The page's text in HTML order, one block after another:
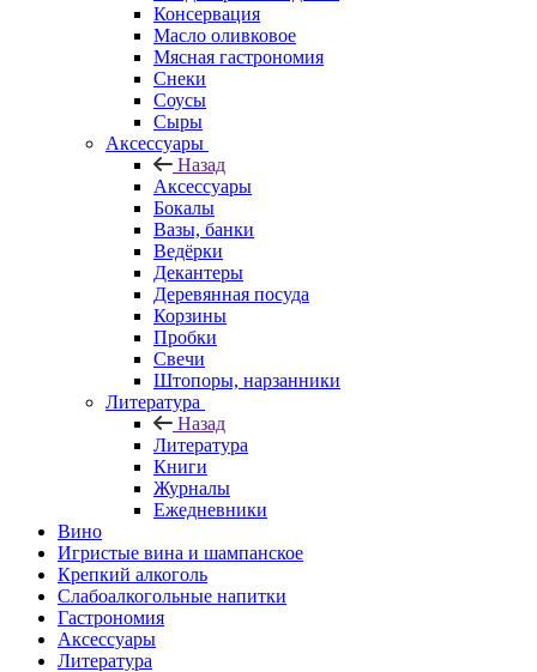
Консервация
Масло оливковое
Мясная гастрономия
Снеки
Соусы
Сыры
Аксессуары
Назад
Аксессуары
Бокалы
Вазы, банки
Ведёрки
Декантеры
Деревянная посуда
Корзины
Пробки
Свечи
Штопоры, нарзанники
Литература
Назад
Литература
Книги
Журналы
Ежедневники
Вино
Игристые вина и шампанское
Крепкий алкоголь
Слабоалкогольные напитки
Гастрономия
Аксессуары
Литература